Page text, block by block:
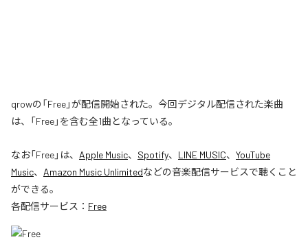
qrowの「Free」が配信開始された。今回デジタル配信された楽曲
は、「Free」を含む全1曲となっている。
なお「Free」は、 Apple Music、 Spotify、 LINE MUSIC、 YouTube
Music、 Amazon Music Unlimitedなどの音楽配信サービスで聴くこと
ができる。
各配信サービス： Free